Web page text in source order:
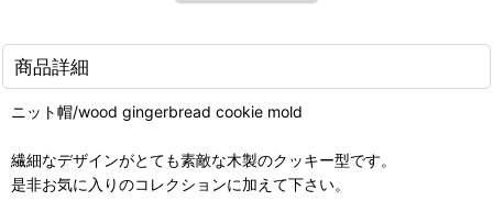
商品詳細
ニット帽/wood gingerbread cookie mold
繊細なデザインがとても素敵な木製のクッキー型です。
是非お気に入りのコレクションに加えて下さい。